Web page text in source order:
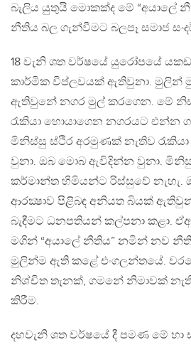
බැලිය යුතුයි මොකක්ද මේ “අයාලේ
නීතිය බල ගැන්වීමට බලපෑ සමාජ
18 වැනි ශත වර්ෂයේ යුරෝපයේ
කාර්මික විප්ලවයක් ඇතිවුනා. මුලින්
ඇතිවුනේ නගර මුල් කරගෙන​. මේ
රැකියා හොයාගෙන නගරයට එන්න
මිනිස්සු ස්ථිර අරමුණක් නැතිව
වුනා. ඔබ මොබ ඇවිදින්න වුනා.
කර්මාන්ත හිමියන්ට රිස්සුවේ නැහැ.
ආරක්‍ෂාව පිළිබඳ අනියත බියක්
බැඳීමට ධනපතියන් කල්පනා කළා.
මගින් “අයාලේ නීතිය” නමින් නව
මුලින්ම ඇති කළේ එංගලන්තයේ.
නිශ්චිත තැනක්, ගමනේ නිමාවක්
කිරීම.
දහවැනි ශත වර්ෂයේ දී පමණ මේ